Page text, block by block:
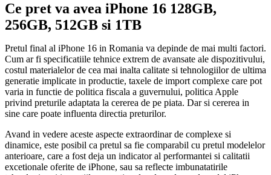
Ce pret va avea iPhone 16 128GB,
256GB, 512GB si 1TB
Pretul final al iPhone 16 in Romania va depinde de mai multi factori.
Cum ar fi specificatiile tehnice extrem de avansate ale dispozitivului,
costul materialelor de cea mai inalta calitate si tehnologiilor de ultima
generatie implicate in productie, taxele de import complexe care pot
varia in functie de politica fiscala a guvernului, politica Apple
privind preturile adaptata la cererea de pe piata. Dar si cererea in
sine care poate influenta directia preturilor.
Avand in vedere aceste aspecte extraordinar de complexe si
dinamice, este posibil ca pretul sa fie comparabil cu pretul modelelor
anterioare, care a fost deja un indicator al performantei si calitatii
excetionale oferite de iPhone, sau sa reflecte imbunatatirile